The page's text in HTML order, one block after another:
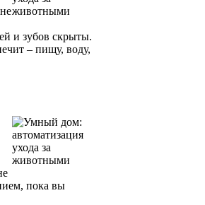
и зубов скрыты.
– пищу, воду,
пока вы